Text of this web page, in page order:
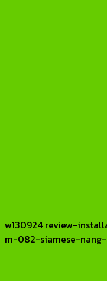
w130924 review-
m-082-siamese-